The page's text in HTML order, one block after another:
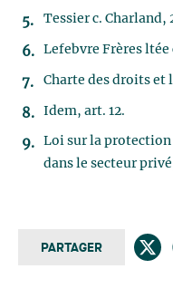
Tessier c. Charland,
Lefebvre Frères ltée
Charte des droits et
Idem, art. 12.
Loi sur la protection
dans le secteur
PARTAGER